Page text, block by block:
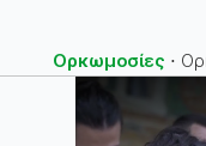
Ορκωμοσίες ⋅